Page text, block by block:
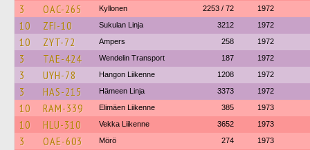
3 OAC-265 Kyllonen 2253 / 72 1972
10 ZFI-10 Sukulan Linja 3212 1972
10 ZYT-72 Ampers 258 1972
3 TAE-424 Wendelin Transport 187 1972
3 UYH-78 Hangon Liikenne 1208 1972
3 HAS-215 Hämeen Linja 3373 1972
10 RAM-339 Elimäen Liikenne 385 1973
10 HLU-310 Vekka Liikenne 3652 1973
3 OAE-603 Mörö 274 1973